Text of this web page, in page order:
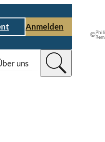
Anmelden
uns
©